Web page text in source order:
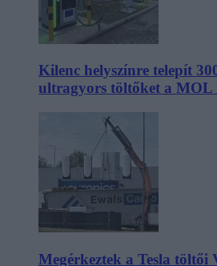
Kilenc helyszínre telepít
ultragyors töltőket a MOL
Megérkeztek a Tesla töltői